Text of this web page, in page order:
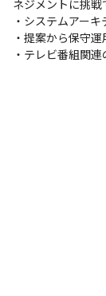
ネジメントに挑戦
・システムアー
・提案から保守
・テレビ番組関